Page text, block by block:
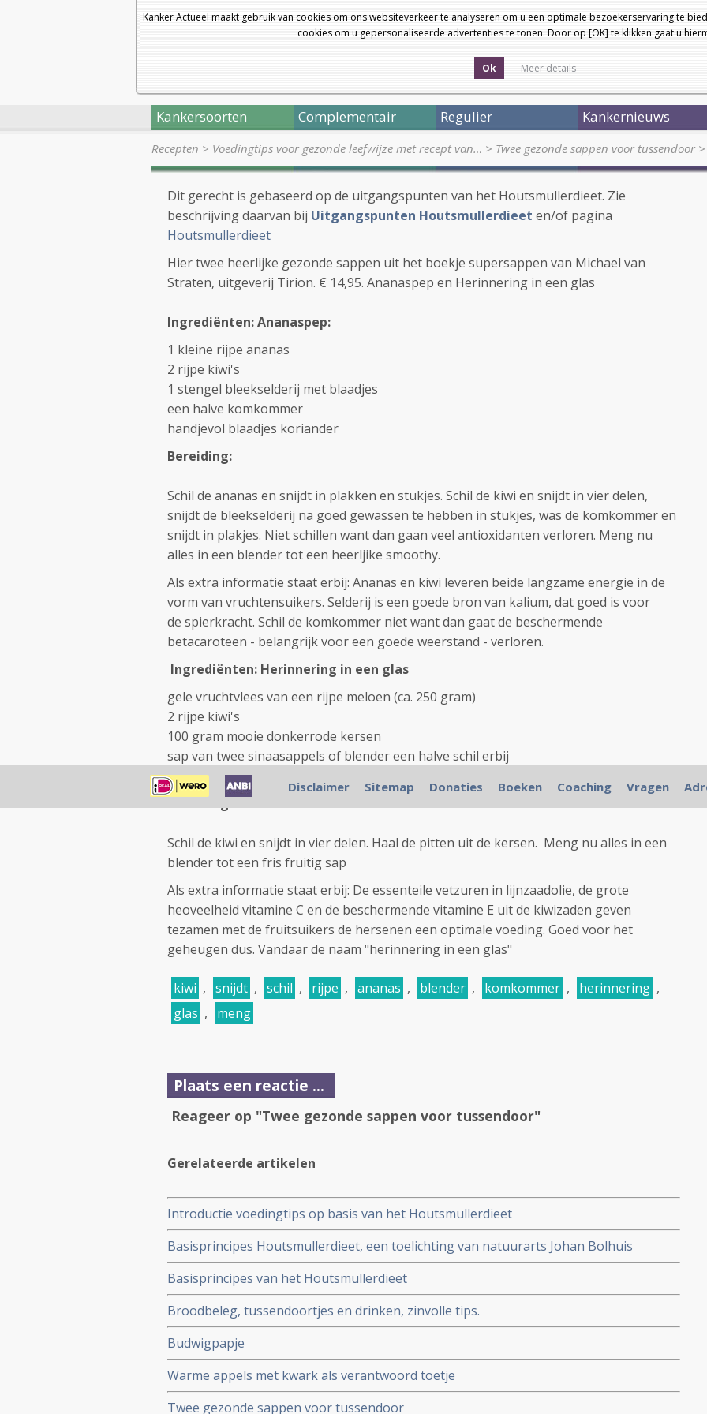
Kanker Actueel maakt gebruik van cookies om ons websiteverkeer te analyseren om u een optimale bezoekerservaring te
cookies om u gepersonaliseerde advertenties te tonen. Door op [OK] te klikken gaat u
Ok Meer details
Kankersoorten Complementair Regulier Kankernieuws
Recepten > Voedingtips voor gezonde leefwijze met recept van… > Twee gezonde sappen voor tussendoor>
Dit gerecht is gebaseerd op de uitgangspunten van het Houtsmullerdieet. Zie
beschrijving daarvan bij Uitgangspunten Houtsmullerdieet en/of pagina
Houtsmullerdieet
Hier twee heerlijke gezonde sappen uit het boekje supersappen van Michael van
Straten, uitgeverij Tirion. € 14,95. Ananaspep en Herinnering in een glas
Ingrediënten: Ananaspep:
1 kleine rijpe ananas
2 rijpe kiwi's
1 stengel bleekselderij met blaadjes
een halve komkommer
handjevol blaadjes koriander
Bereiding:
Schil de ananas en snijdt in plakken en stukjes. Schil de kiwi en snijdt in vier delen,
snijdt de bleekselderij na goed gewassen te hebben in stukjes, was de komkommer en
snijdt in plakjes. Niet schillen want dan gaan veel antioxidanten verloren. Meng nu
alles in een blender tot een heerljike smoothy.
Als extra informatie staat erbij: Ananas en kiwi leveren beide langzame energie in de
vorm van vruchtensuikers. Selderij is een goede bron van kalium, dat goed is voor
de spierkracht. Schil de komkommer niet want dan gaat de beschermende
betacaroteen - belangrijk voor een goede weerstand - verloren.
Ingrediënten: Herinnering in een glas
gele vruchtvlees van een rijpe meloen (ca. 250 gram)
2 rijpe kiwi's
100 gram mooie donkerrode kersen
sap van twee sinaasappels of blender een halve schil erbij
2 theelepels lijnzaadolie
Schil de kiwi en snijdt in vier delen. Haal de pitten uit de kersen. Meng nu alles in een
blender tot een fris fruitig sap
Als extra informatie staat erbij: De essenteile vetzuren in lijnzaadolie, de grote
heoveelheid vitamine C en de beschermende vitamine E uit de kiwizaden geven
tezamen met de fruitsuikers de hersenen een optimale voeding. Goed voor het
geheugen dus. Vandaar de naam "herinnering in een glas"
kiwi , snijdt , schil , rijpe , ananas , blender , komkommer , herinnering ,
glas , meng
Plaats een reactie ...
Reageer op "Twee gezonde sappen voor tussendoor"
Gerelateerde artikelen
Introductie voedingtips op basis van het Houtsmullerdieet
Basisprincipes Houtsmullerdieet, een toelichting van natuurarts Johan Bolhuis
Basisprincipes van het Houtsmullerdieet
Broodbeleg, tussendoortjes en drinken, zinvolle tips.
Budwigpapje
Warme appels met kwark als verantwoord toetje
Twee gezonde sappen voor tussendoor
Disclaimer Sitemap Donaties Boeken Coaching Vragen